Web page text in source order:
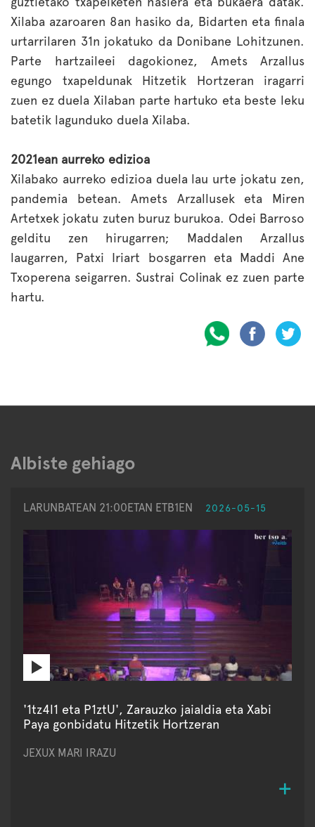
Xilaba azaroaren 8an hasiko da, Bidarten eta finala
urtarrilaren 31n jokatuko da Donibane Lohitzunen.
Parte hartzaileei dagokionez, Amets Arzallus
egungo txapeldunak Hitzetik Hortzeran iragarri
zuen ez duela Xilaban parte hartuko eta beste leku
batetik lagunduko duela Xilaba.
2021ean aurreko edizioa
Xilabako aurreko edizioa duela lau urte jokatu zen,
pandemia betean. Amets Arzallusek eta Miren
Artetxek jokatu zuten buruz burukoa. Odei Barroso
gelditu zen hirugarren; Maddalen Arzallus
laugarren, Patxi Iriart bosgarren eta Maddi Ane
Txoperena seigarren. Sustrai Colinak ez zuen parte
hartu.
Albiste gehiago
LARUNBATEAN 21:00ETAN ETB1EN 2026-05-15
'1tz4l1 eta P1ztU', Zarauzko jaialdia eta Xabi
Paya gonbidatu Hitzetik Hortzeran
JEXUX MARI IRAZU